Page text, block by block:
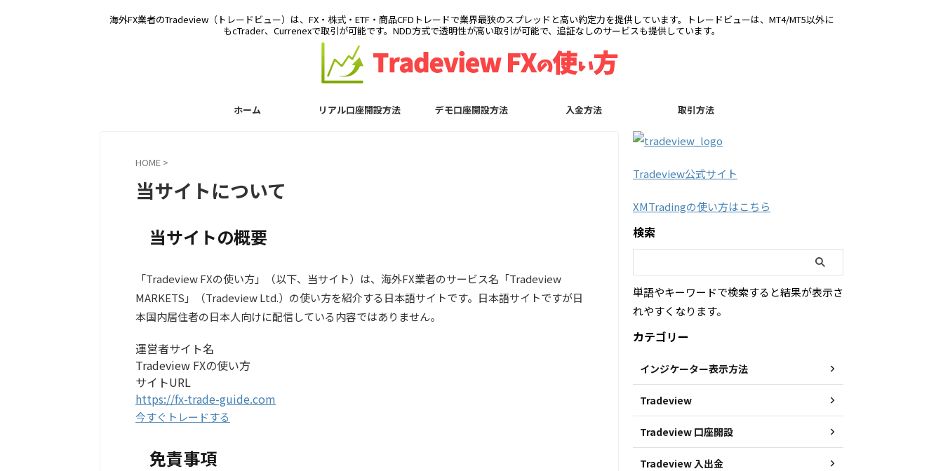
海外FX業者のTradeview（トレードビュー）は、FX・株式・ETF・商品CFDトレードで業界最狭のスプレッドと高い約定力を提供しています。トレードビューは、MT4/MT5以外に
もcTrader、Currenexで取引が可能です。NDD方式で透明性が高い取引が可能で、追証なしのサービスも提供しています。
ホーム リアル口座開設方法 デモ口座開設方法 入金方法 取引方法
HOME >
当サイトについて
当サイトの概要
「Tradeview FXの使い方」（以下、当サイト）は、海外FX業者のサービス名「Tradeview
MARKETS」（Tradeview Ltd.）の使い方を紹介する日本語サイトです。日本語サイトですが日
本国内居住者の日本人向けに配信している内容ではありません。
運営者サイト名
Tradeview FXの使い方
サイトURL
https://fx-trade-guide.com
今すぐトレードする
免責事項
Tradeview公式サイト
XMTradingの使い方はこちら
検索
単語やキーワードで検索すると結果が表示さ
れやすくなります。
カテゴリー
インジケーター表示方法
Tradeview
Tradeview 口座開設
Tradeview 入出金